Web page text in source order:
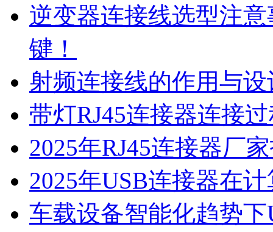
逆变器连接线选型注
键！
射频连接线的作用与
带灯RJ45连接器连接
2025年RJ45连接器厂
2025年USB连接器在
车载设备智能化趋势